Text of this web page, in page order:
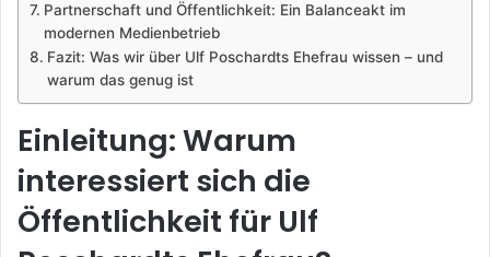
Partnerschaft und Öffentlichkeit: Ein Balanceakt im
modernen Medienbetrieb
Fazit: Was wir über Ulf Poschardts Ehefrau wissen – und
warum das genug ist
Einleitung: Warum
interessiert sich die
Öffentlichkeit für Ulf